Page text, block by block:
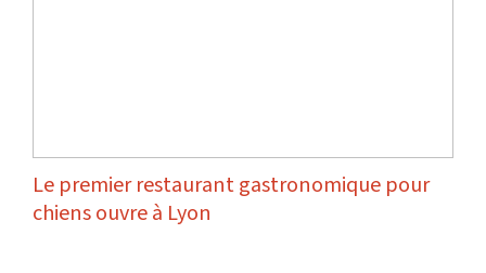
Le premier restaurant gastronomique pour
chiens ouvre à Lyon